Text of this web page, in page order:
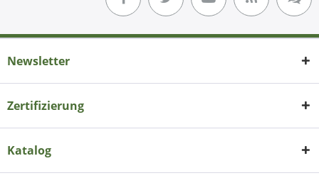
Newsletter
Zertifizierung
Katalog